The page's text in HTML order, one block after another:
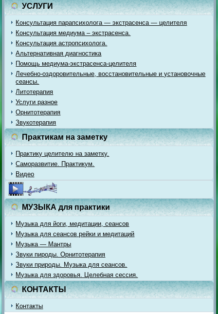
УСЛУГИ
Консультация парапсихолога — экстрасенса — целителя
Консультация медиума – экстрасенса.
Консультация астропсихолога.
Альтернативная диагностика
Помощь медиума-экстрасенса-целителя
Лечебно-оздоровительные, восстановительные и установочные
сеансы.
Литотерапия
Услуги разное
Орнитотерапия
Звукотерапия
Практикам на заметку
Практику целителю на заметку.
Саморазвитие. Практикум.
Видео
МУЗЫКА для практики
Музыка для йоги, медитации, сеансов
Музыка для сеансов рейки и медитаций
Музыка — Мантры
Звуки пироды. Орнитотерапия
Звуки природы. Музыка для сеансов.
Музыка для здоровья. Целебная сессия.
КОНТАКТЫ
Контакты